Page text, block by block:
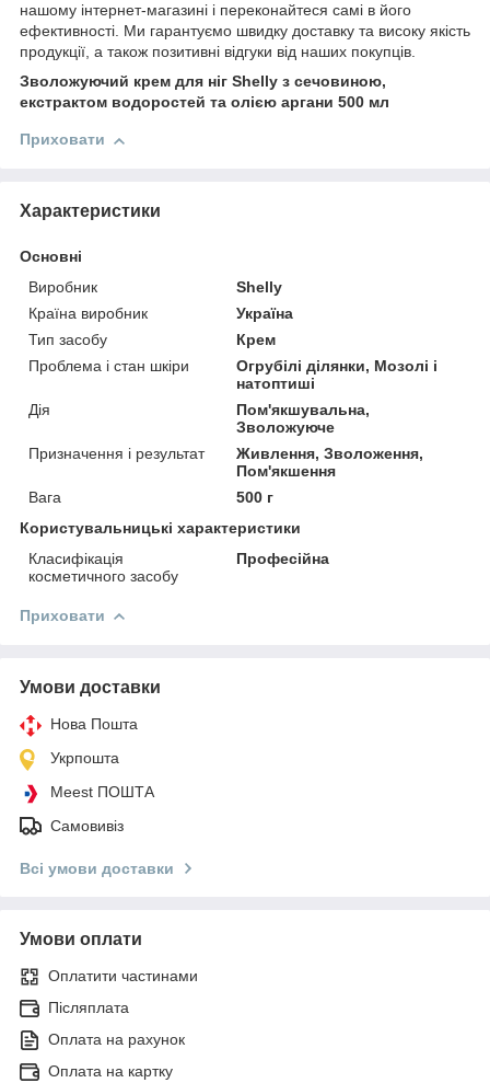
нашому інтернет-магазині і переконайтеся самі в його
ефективності. Ми гарантуємо швидку доставку та високу якість
продукції, а також позитивні відгуки від наших покупців.
Зволожуючий крем для ніг Shelly з сечовиною,
екстрактом водоростей та олією аргани 500 мл
Приховати
Характеристики
Основні
Виробник
Shelly
Країна виробник
Україна
Тип засобу
Крем
Проблема і стан шкіри
Огрубілі ділянки, Мозолі і
натоптиші
Дія
Пом'якшувальна,
Зволожуюче
Призначення і результат
Живлення, Зволоження,
Пом'якшення
Вага
500 г
Користувальницькі характеристики
Класифікація
косметичного засобу
Професійна
Приховати
Умови доставки
Нова Пошта
Укрпошта
Meest ПОШТА
Самовивіз
Всі умови доставки
Умови оплати
Оплатити частинами
Післяплата
Оплата на рахунок
Оплата на картку